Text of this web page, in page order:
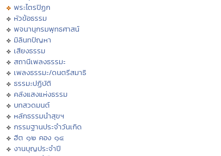
พระไตรปิฏก
หัวข้อธรรม
พจนานุกรมพุทธศาสน์
มิลินทปัญหา
เสียงธรรม
สถานีเพลงธรรมะ
เพลงธรรมะ/ดนตรีสมาธิ
ธรรมะปฏิบัติ
คลังแสงแห่งธรรม
บทสวดมนต์
หลักธรรมนำสุขฯ
กรรมฐานประจำวันเกิด
ฮีต ๑๒ คอง ๑๔
งานบุญประจำปี